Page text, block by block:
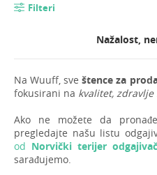
Filteri
Nažalost,
Na Wuuff, sveštence za
fokusirani na kvalitet,
Ako ne možete da
pregledajte našu listu
od Norvički terijer
sarađujemo.